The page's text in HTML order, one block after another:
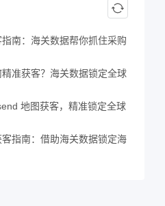
南：海关数据帮你抓住采购
准获客？海关数据锁定全球
地图获客，精准锁定全球
指南：借助海关数据锁定海